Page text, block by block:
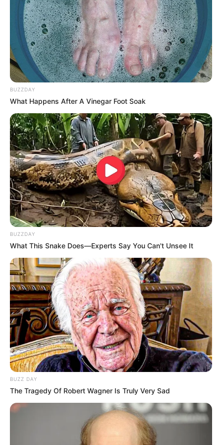
Smartphone Startseite
Suchen:
Auf einigen Seiten dieses Projektes sind Affiliate-
Angebote integriert. Wenn etwas darüber gebucht oder
gekauft wird, ist das eine Unterstützung, ohne dass sich
dadurch der Preis ändert.
BUZZDAY
What Happens After A Vinegar Foot Soak
BUZZDAY
What This Snake Does—Experts Say You Can't Unsee It
BUZZ DAY
The Tragedy Of Robert Wagner Is Truly Very Sad